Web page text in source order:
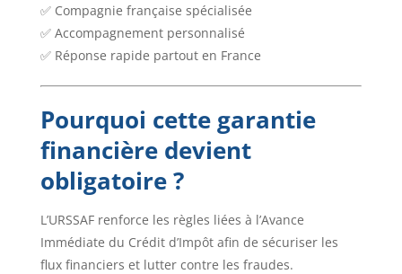
✅ Compagnie française spécialisée
✅ Accompagnement personnalisé
✅ Réponse rapide partout en France
Pourquoi cette garantie
financière devient
obligatoire ?
L’URSSAF renforce les règles liées à l’Avance
Immédiate du Crédit d’Impôt afin de sécuriser les
flux financiers et lutter contre les fraudes.